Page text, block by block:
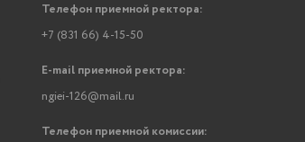
Телефон приемной ректора:
+7 (831 66) 4-15-50
E-mail приемной ректора:
ngiei-126@mail.ru
Телефон приемной комиссии: